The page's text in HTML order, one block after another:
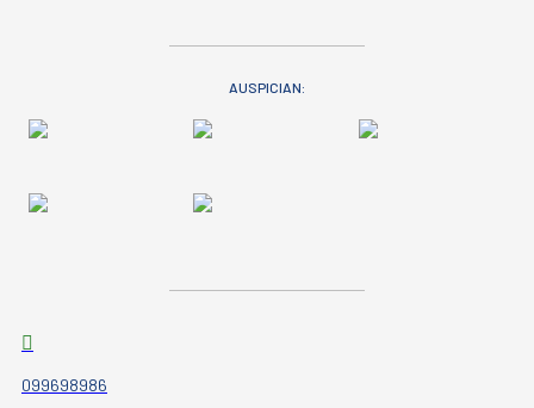
AUSPICIAN:
099698986